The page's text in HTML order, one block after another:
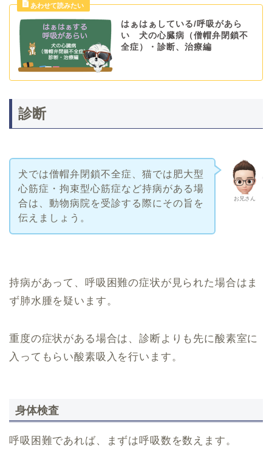
はぁはぁしている/呼吸があら
い 犬の心臓病（僧帽弁閉鎖不
全症）・診断、治療編
診断
お兄さん
犬では僧帽弁閉鎖不全症、猫では肥大型
心筋症・拘束型心筋症など持病がある場
合は、動物病院を受診する際にその旨を
伝えましょう。
持病があって、呼吸困難の症状が見られた場合はま
ず肺水腫を疑います。
重度の症状がある場合は、診断よりも先に酸素室に
入ってもらい酸素吸入を行います。
身体検査
呼吸困難であれば、まずは呼吸数を数えます。